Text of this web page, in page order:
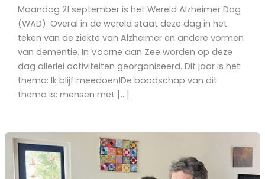
Maandag 21 september is het Wereld Alzheimer Dag
(WAD). Overal in de wereld staat deze dag in het
teken van de ziekte van Alzheimer en andere vormen
van dementie. In Voorne aan Zee worden op deze
dag allerlei activiteiten georganiseerd. Dit jaar is het
thema: Ik blijf meedoen!De boodschap van dit
thema is: mensen met […]